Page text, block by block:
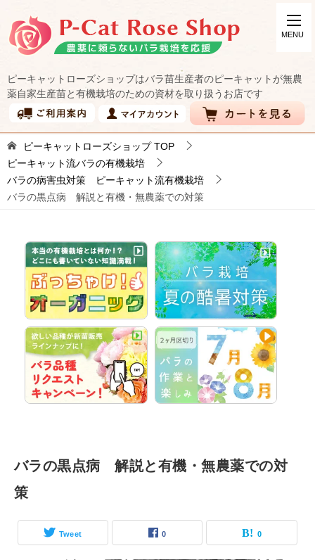
ピーキャットローズショップはバラ苗生産者のピーキャットが無農
薬自家生産苗と有機栽培のための資材を取り扱うお店です
ピーキャットローズショップTOP
ピーキャット流バラの有機栽培
バラの病害虫対策 ピーキャット流有機栽培
バラの黒点病 解説と有機・無農薬での対策
バラの黒点病 解説と有機・無農薬での対
策
Tweet 0 0